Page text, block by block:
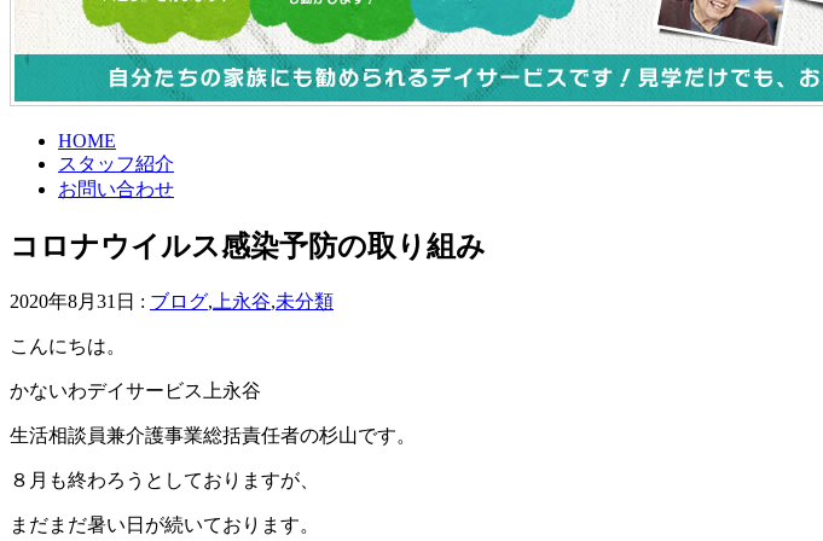
HOME
スタッフ紹介
お問い合わせ
コロナウイルス感染予防の取り組み
2020年8月31日 : ブログ, 上永谷,未分類
こんにちは。
かないわデイサービス上永谷
生活相談員兼介護事業総括責任者の杉山です。
８月も終わろうとしておりますが、
まだまだ暑い日が続いております。